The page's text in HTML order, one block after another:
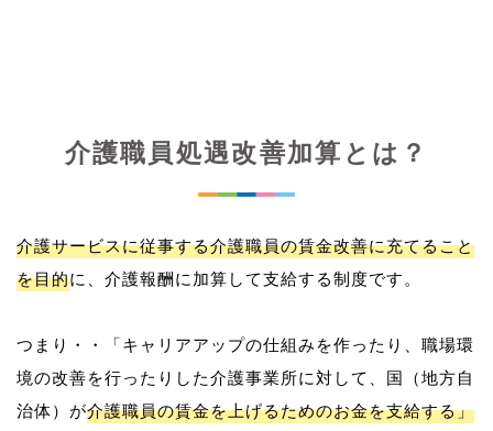
介護職員処遇改善加算とは？
介護サービスに従事する介護職員の賃金改善に充てること
を目的に、介護報酬に加算して支給する制度です。
つまり・・「キャリアアップの仕組みを作ったり、職場環
境の改善を行ったりした介護事業所に対して、国（地方自
治体）が介護職員の賃金を上げるためのお金を支給する」